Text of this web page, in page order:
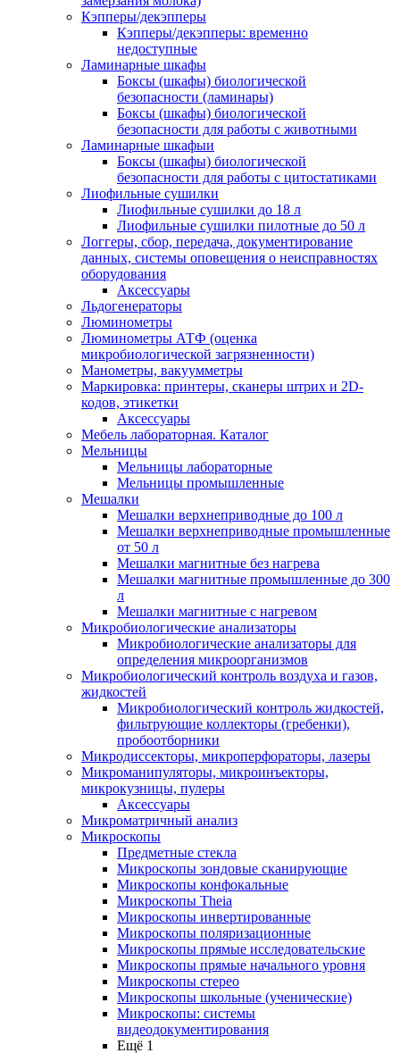
Кэпперы/декэпперы
Кэпперы/декэпперы: временно
недоступные
Ламинарные шкафы
Боксы (шкафы) биологической
безопасности (ламинары)
Боксы (шкафы) биологической
безопасности для работы с животными
Ламинарные шкафыи
Боксы (шкафы) биологической
безопасности для работы с цитостатиками
Лиофильные сушилки
Лиофильные сушилки до 18 л
Лиофильные сушилки пилотные до 50 л
Логгеры, сбор, передача, документирование
данных, системы оповещения о неисправностях
оборудования
Аксессуары
Льдогенераторы
Люминометры
Люминометры АТФ (оценка
микробиологической загрязненности)
Манометры, вакуумметры
Маркировка: принтеры, сканеры штрих и 2D-
кодов, этикетки
Аксессуары
Мебель лабораторная. Каталог
Мельницы
Мельницы лабораторные
Мельницы промышленные
Мешалки
Мешалки верхнеприводные до 100 л
Мешалки верхнеприводные промышленные
от 50 л
Мешалки магнитные без нагрева
Мешалки магнитные промышленные до 300
л
Мешалки магнитные с нагревом
Микробиологические анализаторы
Микробиологические анализаторы для
определения микроорганизмов
Микробиологический контроль воздуха и газов,
жидкостей
Микробиологический контроль жидкостей,
фильтрующие коллекторы (гребенки),
пробоотборники
Микродиссекторы, микроперфораторы, лазеры
Микроманипуляторы, микроинъекторы,
микрокузницы, пулеры
Аксессуары
Микроматричный анализ
Микроскопы
Предметные стекла
Микроскопы зондовые сканирующие
Микроскопы конфокальные
Микроскопы Theia
Микроскопы инвертированные
Микроскопы поляризационные
Микроскопы прямые исследовательские
Микроскопы прямые начального уровня
Микроскопы стерео
Микроскопы школьные (ученические)
Микроскопы: системы
видеодокументирования
Ещё 1